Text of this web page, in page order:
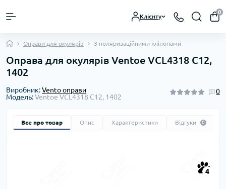
Клієнту
0
Оправи для окулярів З поляризаційними кліпонами
Оправа для окулярів Ventoe VCL4318 C12,
1402
Виробник:Vento оправи
Модель:Ventoe VCL4318 C12, 1402
0
Все про товар Опис Характеристики Відгуки 0
4